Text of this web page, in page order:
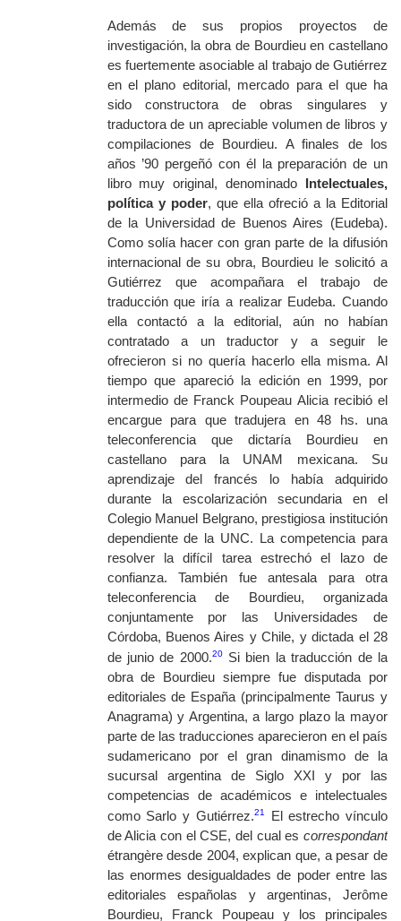
Además de sus propios proyectos de
investigación, la obra de Bourdieu en castellano
es fuertemente asociable al trabajo de Gutiérrez
en el plano editorial, mercado para el que ha
sido constructora de obras singulares y
traductora de un apreciable volumen de libros y
compilaciones de Bourdieu. A finales de los
años ’90 pergeñó con él la preparación de un
libro muy original, denominado Intelectuales,
política y poder, que ella ofreció a la Editorial
de la Universidad de Buenos Aires (Eudeba).
Como solía hacer con gran parte de la difusión
internacional de su obra, Bourdieu le solicitó a
Gutiérrez que acompañara el trabajo de
traducción que iría a realizar Eudeba. Cuando
ella contactó a la editorial, aún no habían
contratado a un traductor y a seguir le
ofrecieron si no quería hacerlo ella misma. Al
tiempo que apareció la edición en 1999, por
intermedio de Franck Poupeau Alicia recibió el
encargue para que tradujera en 48 hs. una
teleconferencia que dictaría Bourdieu en
castellano para la UNAM mexicana. Su
aprendizaje del francés lo había adquirido
durante la escolarización secundaria en el
Colegio Manuel Belgrano, prestigiosa institución
dependiente de la UNC. La competencia para
resolver la difícil tarea estrechó el lazo de
confianza. También fue antesala para otra
teleconferencia de Bourdieu, organizada
conjuntamente por las Universidades de
Córdoba, Buenos Aires y Chile, y dictada el 28
de junio de 2000.20Si bien la traducción de la
obra de Bourdieu siempre fue disputada por
editoriales de España (principalmente Taurus y
Anagrama) y Argentina, a largo plazo la mayor
parte de las traducciones aparecieron en el país
sudamericano por el gran dinamismo de la
sucursal argentina de Siglo XXI y por las
competencias de académicos e intelectuales
como Sarlo y Gutiérrez.21
El estrecho vínculo
de Alicia con el CSE, del cual es correspondant
étrangèredesde 2004, explican que, a pesar de
las enormes desigualdades de poder entre las
editoriales españolas y argentinas, Jerôme
Bourdieu, Franck Poupeau y los principales